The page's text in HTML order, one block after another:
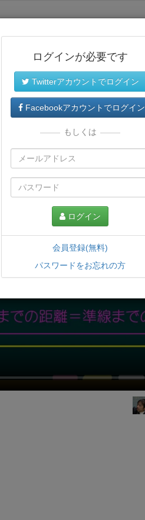
境が提供されます。
ログインが必要です
Twitterアカウントでログイン
Facebookアカウントでログイン
もしくは
ログイン
会員登録(無料)
パスワードをお忘れの方